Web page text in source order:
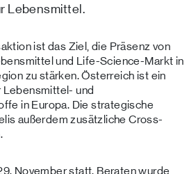
Lebensmittel.
ist das Ziel, die Präsenz von
und Life-Science-Markt in
zu stärken. Österreich ist ein
und
in Europa. Die strategische
außerdem zusätzliche Cross-
November statt. Beraten wurde